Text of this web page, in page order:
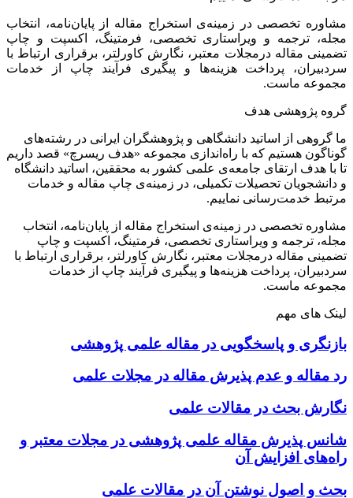
مشاوره تخصصی در زمینه‌ی استخراج مقاله از پایان‌نامه، انتخاب
مجله، ترجمه و ویراستاری تخصصی، فرمتینگ، اکسپت و چاپ
تضمینی مقاله درمجلات معتبر، نگارش کاورلتر، برقراری ارتباط با
سردبیران، پرداخت هزینه‌ها و پیگیری فرآیند چاپ از خدمات
مجموعه ماست.
گروه پژوهشی هدف
ما گروهی از اساتید دانشگاهی و پژوهشگران ایرانی در رشته‌های
گوناگون هستیم که با راه‌اندازی مجموعه «هدف ریسرچ» قصد داریم
تا با هدف ارتقای جامعه‌ی علمی کشور به محققین، اساتید دانشگاه
و دانشجویان تحصیلات تکمیلی، در زمینه‌ی چاپ مقاله و خدمات
مرتبط خدمت‌رسانی نماییم.
مشاوره تخصصی در زمینه‌ی استخراج مقاله از پایان‌نامه، انتخاب
مجله، ترجمه و ویراستاری تخصصی، فرمتینگ، اکسپت و چاپ
تضمینی مقاله درمجلات معتبر، نگارش کاورلتر، برقراری ارتباط با
سردبیران، پرداخت هزینه‌ها و پیگیری فرآیند چاپ از خدمات
مجموعه ماست.
لینک های مهم
بازنگری و پاسخگویی در مقاله علمی پژوهشی
رد مقاله و عدم پذیرش مقاله در مجلات علمی
نگارش بحث در مقالات علمی
شانس پذیرش مقاله علمی پژوهشی در مجلات معتبر و
راه‌های افزایش آن
بحث و اصول نوشتن آن در مقالات علمی